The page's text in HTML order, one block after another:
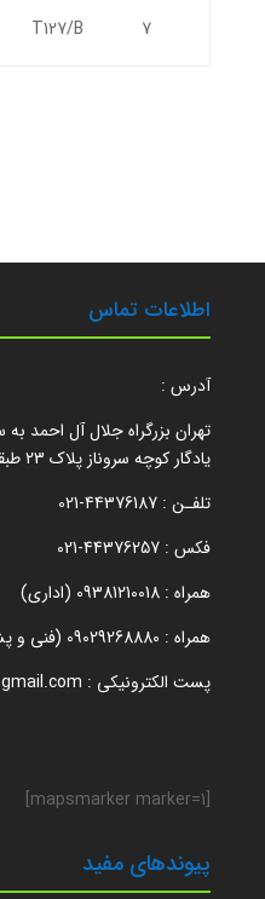
7
T127/B
اطلاعات تماس
آدرس :
تهران بزرگراه جلال آل احمد
یادگار کوچه سروناز پلاک 23 طبقه چهارم واحد 15
تلفـن : 44376187-021
فکس : 44376257-021
همراه : 09381210018 (اداری)
همراه : 09029268880 (فنی و پشتیبانی)
پست الکترونیکی : tabandehelevator@gmail.com
[mapsmarker marker=1]
پیوندهای مفید